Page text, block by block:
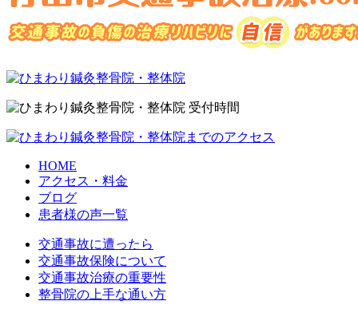
HOME
アクセス・料金
ブログ
患者様の声一覧
交通事故に遭ったら
交通事故保険について
交通事故治療の重要性
整骨院の上手な通い方